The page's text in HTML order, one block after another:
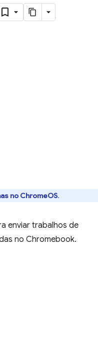
no ChromeOS.
enviar trabalhos de
no Chromebook.